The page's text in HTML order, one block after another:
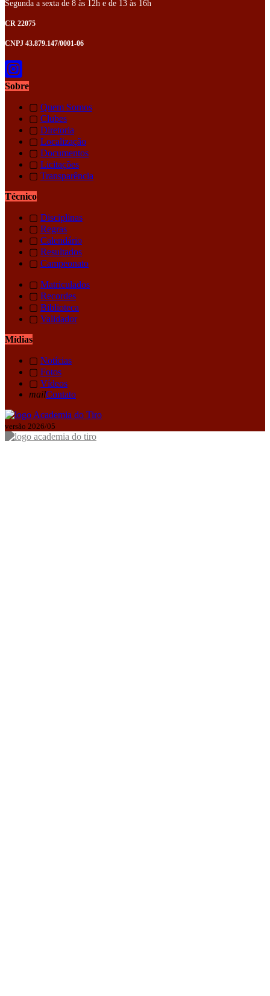
Segunda a sexta de 8 às 12h e de 13 às 16h
CR 22075
CNPJ 43.879.147/0001-06
Sobre
▢ Quem Somos
▢ Clubes
▢ Diretoria
▢ Localização
▢ Documentos
▢ Licitações
▢ Transparência
Técnico
▢ Disciplinas
▢ Regras
▢ Calendário
▢ Resultados
▢ Campeonato
▢ Matriculados
▢ Recordes
▢ Biblioteca
▢ Validador
Mídias
▢ Notícias
▢ Fotos
▢ Vídeos
mailContato
versão 2026/05